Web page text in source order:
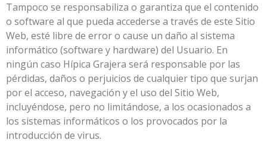
Tampoco se responsabiliza o garantiza que el contenido
o software al que pueda accederse a través de este Sitio
Web, esté libre de error o cause un daño al sistema
informático (software y hardware) del Usuario. En
ningún caso Hípica Grajera será responsable por las
pérdidas, daños o perjuicios de cualquier tipo que surjan
por el acceso, navegación y el uso del Sitio Web,
incluyéndose, pero no limitándose, a los ocasionados a
los sistemas informáticos o los provocados por la
introducción de virus.